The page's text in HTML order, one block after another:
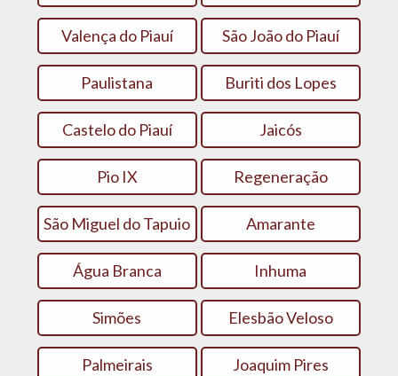
Valença do Piauí São João do Piauí
Paulistana Buriti dos Lopes
Castelo do Piauí Jaicós
Pio IX Regeneração
São Miguel do Tapuio Amarante
Água Branca Inhuma
Simões Elesbão Veloso
Palmeirais Joaquim Pires